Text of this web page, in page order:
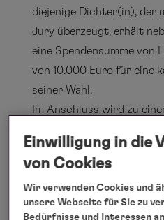
diejenige Dichter(in), der
Jury überzeugt, erhält
eine Spendensumme von
von 10.000 Euro für eine
seiner Wahl.
Im Anschluss wird zu
„Kool & the Gang“ auf
eingeladen.
MS EUROPA meets
Rahmen einer viertägigen
Einwilligung in die
von Cookies
Wir verwenden Cookies und
unsere Webseite für Sie zu
Bedürfnisse und Interessen